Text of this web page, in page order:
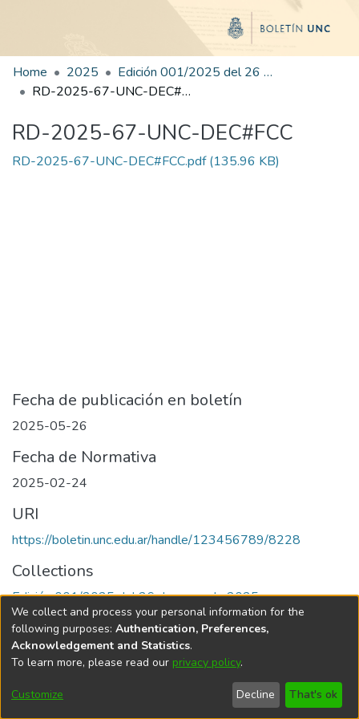
Home 2025
Edición 001/2025 del 26 de mayo de 2025
RD-2025-67-UNC-DEC#FCC
RD-2025-67-UNC-DEC#FCC
RD-2025-67-UNC-DEC#FCC.pdf(135.96 KB)
Fecha de publicación en boletín
2025-05-26
Fecha de Normativa
2025-02-24
URI
https://boletin.unc.edu.ar/handle/123456789/8228
Collections
Edición 001/2025 del 26 de mayo de 2025
Universidad Nacional de Córdoba
We collect and process your personal information for the
following purposes: Authentication, Preferences,
Acknowledgement and Statistics.
To learn more, please read our privacy policy.
Customize Decline That's ok